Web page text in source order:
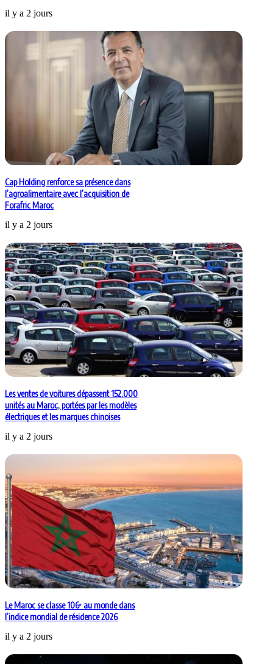
il y a 2 jours
Cap Holding renforce sa présence dans
l’agroalimentaire avec l’acquisition de
Forafric Maroc
il y a 2 jours
Les ventes de voitures dépassent 152.000
unités au Maroc, portées par les modèles
électriques et les marques chinoises
il y a 2 jours
Le Maroc se classe 106ᵉ au monde dans
l’indice mondial de résidence 2026
il y a 2 jours